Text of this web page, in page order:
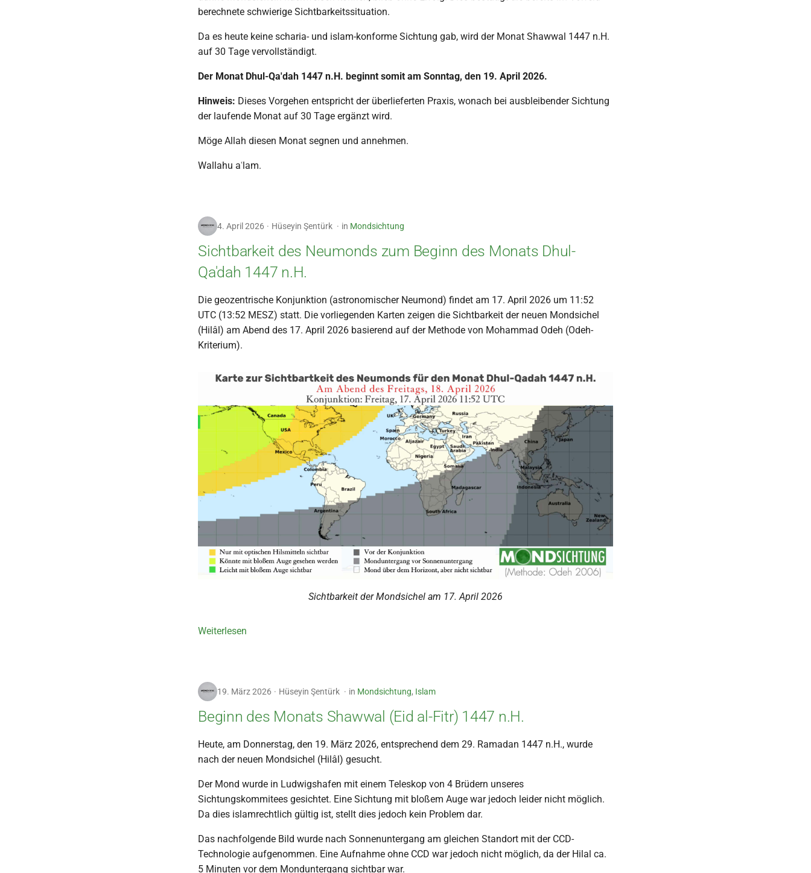
berechnete schwierige Sichtbarkeitssituation.
Da es heute keine scharia- und islam-konforme Sichtung gab, wird der Monat Shawwal 1447 n.H.
auf 30 Tage vervollständigt.
Der Monat Dhul-Qa'dah 1447 n.H. beginnt somit am Sonntag, den 19. April 2026.
Hinweis: Dieses Vorgehen entspricht der überlieferten Praxis, wonach bei ausbleibender Sichtung
der laufende Monat auf 30 Tage ergänzt wird.
Möge Allah diesen Monat segnen und annehmen.
Wallahu aʿlam.
4. April 2026 Hüseyin Şentürk in Mondsichtung
Sichtbarkeit des Neumonds zum Beginn des Monats Dhul-
Qa'dah 1447 n.H.
Die geozentrische Konjunktion (astronomischer Neumond) findet am 17. April 2026 um 11:52
UTC (13:52 MESZ) statt. Die vorliegenden Karten zeigen die Sichtbarkeit der neuen Mondsichel
(Hilâl) am Abend des 17. April 2026 basierend auf der Methode von Mohammad Odeh (Odeh-
Kriterium).
Sichtbarkeit der Mondsichel am 17. April 2026
Weiterlesen
19. März 2026 Hüseyin Şentürk in Mondsichtung, Islam
Beginn des Monats Shawwal (Eid al-Fitr) 1447 n.H.
Heute, am Donnerstag, den 19. März 2026, entsprechend dem 29. Ramadan 1447 n.H., wurde
nach der neuen Mondsichel (Hilâl) gesucht.
Der Mond wurde in Ludwigshafen mit einem Teleskop von 4 Brüdern unseres
Sichtungskommitees gesichtet. Eine Sichtung mit bloßem Auge war jedoch leider nicht möglich.
Da dies islamrechtlich gültig ist, stellt dies jedoch kein Problem dar.
Das nachfolgende Bild wurde nach Sonnenuntergang am gleichen Standort mit der CCD-
Technologie aufgenommen. Eine Aufnahme ohne CCD war jedoch nicht möglich, da der Hilal ca.
5 Minuten vor dem Monduntergang sichtbar war.